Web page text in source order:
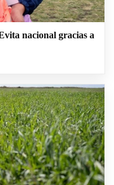
nacional gracias a